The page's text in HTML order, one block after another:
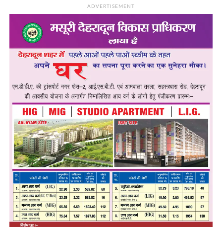
ADVERTISEMENT